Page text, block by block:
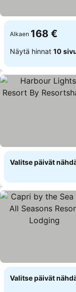
Alkaen 168 €
Näytä hinnat 10
Valitse päivät
Valitse päivät